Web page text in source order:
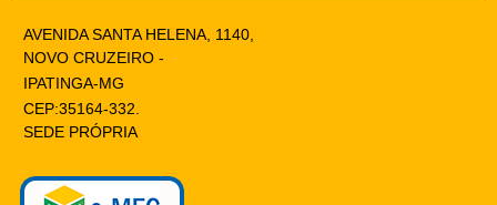
AVENIDA SANTA HELENA, 1140,
NOVO CRUZEIRO -
IPATINGA-MG
CEP:35164-332.
SEDE PRÓPRIA